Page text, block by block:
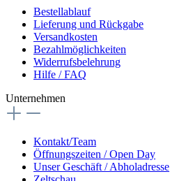
Bestellablauf
Lieferung und Rückgabe
Versandkosten
Bezahlmöglichkeiten
Widerrufsbelehrung
Hilfe / FAQ
Unternehmen
Kontakt/Team
Öffnungszeiten / Open Day
Unser Geschäft / Abholadresse